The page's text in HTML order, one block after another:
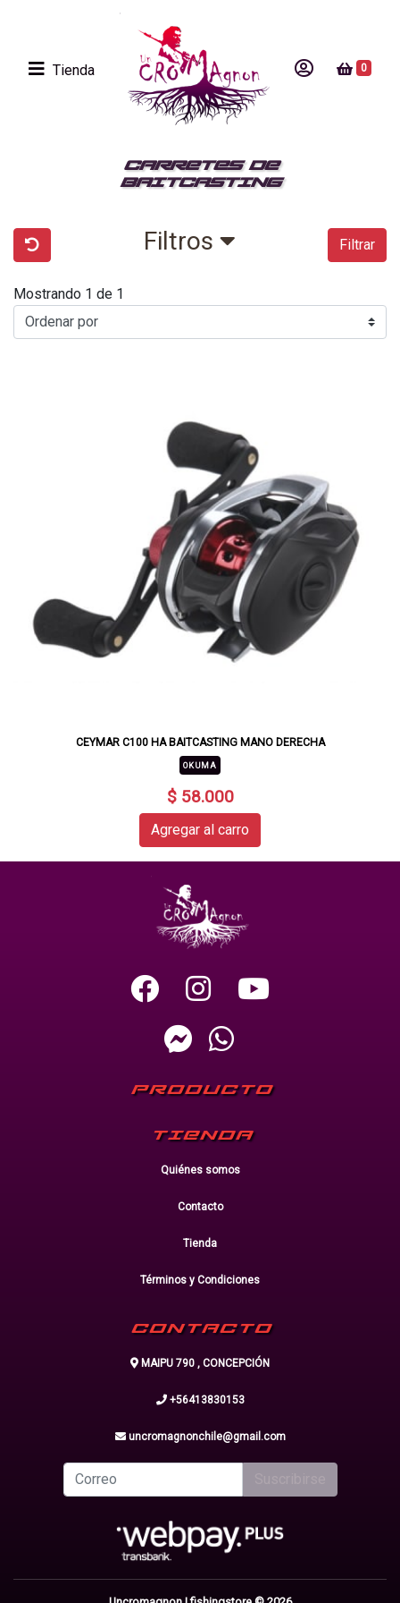
Tienda 0
CARRETES DE
BAITCASTING
Filtros Filtrar
Mostrando 1 de 1
CEYMAR C100 HA BAITCASTING MANO DERECHA
OKUMA
$ 58.000
Agregar al carro
PRODUCTO
TIENDA
Quiénes somos
Contacto
Tienda
Términos y Condiciones
CONTACTO
MAIPU 790 , CONCEPCIÓN
+56413830153
uncromagnonchile@gmail.com